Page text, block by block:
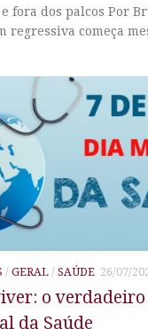
fora dos palcos Por
regressiva começa
/ GERAL / SAÚDE 26/07/
o
da Saúde